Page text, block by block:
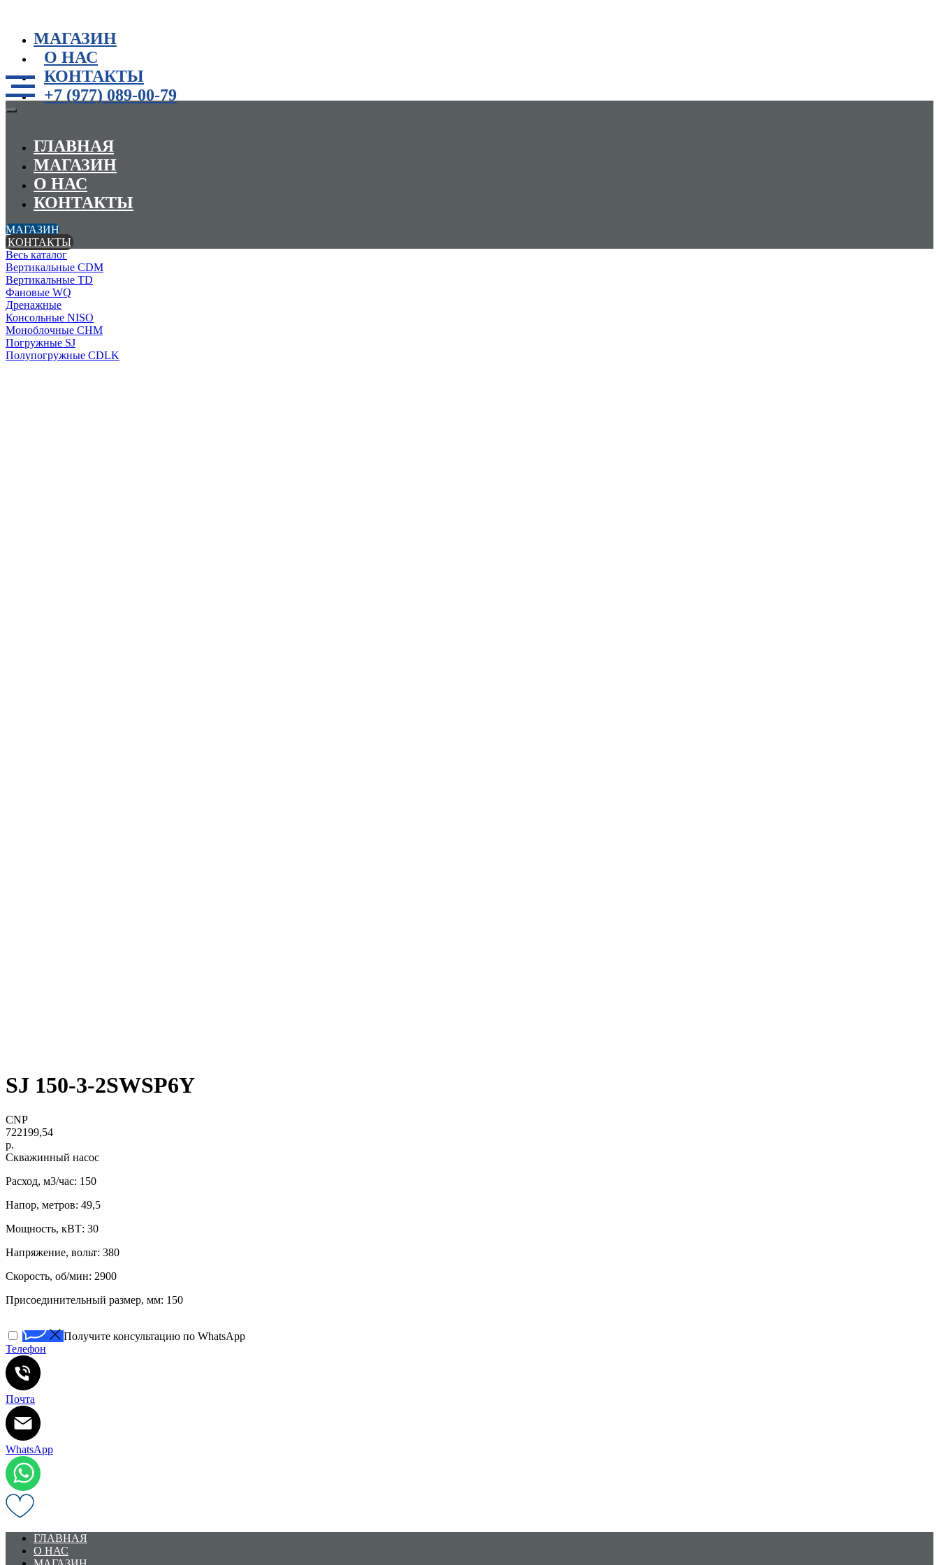
МАГАЗИН
О НАС
КОНТАКТЫ
+7 (977) 089-00-79
ГЛАВНАЯ
МАГАЗИН
О НАС
КОНТАКТЫ
МАГАЗИН
КОНТАКТЫ
Весь каталог
Вертикальные CDM
Вертикальные TD
Фановые WQ
Дренажные
Консольные NISO
Моноблочные CHМ
Погружные SJ
Полупогружные CDLK
SJ 150-3-2SWSP6Y
CNP
722199,54
р.
Скважинный насос
Расход, м3/час: 150
Напор, метров: 49,5
Мощность, кВТ: 30
Напряжение, вольт: 380
Скорость, об/мин: 2900
Присоединительный размер, мм: 150
Получите консультацию по WhatsApp
Телефон
Почта
WhatsApp
ГЛАВНАЯ
О НАС